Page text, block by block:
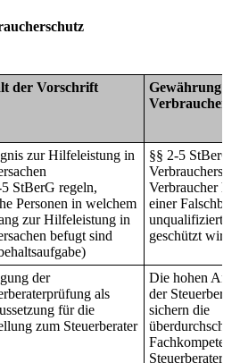
der Vorschrift
Gewährung
zur Hilfeleistung in
StBerG regeln,
Personen in welchem
zur Hilfeleistung in
befugt sind
§§ 2-5 StBerG
Verbraucher
einer
unqualifizierte
geschützt wird.
der
als
für die
zum Steuerberater
Die hohen
der
sichern die
Fachkompetenz
Steuerberaters